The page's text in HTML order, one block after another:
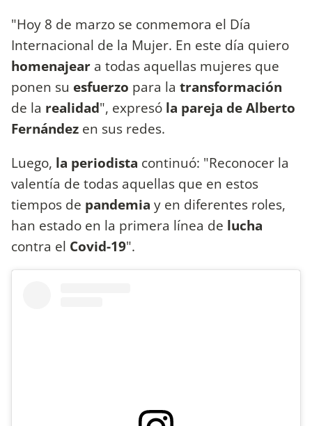
"Hoy 8 de marzo se conmemora el Día
Internacional de la Mujer. En este día quiero
homenajear a todas aquellas mujeres que
ponen su esfuerzo para la transformación
de la realidad", expresó la pareja de Alberto
Fernández en sus redes.
Luego, la periodista continuó: "Reconocer la
valentía de todas aquellas que en estos
tiempos de pandemia y en diferentes roles,
han estado en la primera línea de lucha
contra el Covid-19".